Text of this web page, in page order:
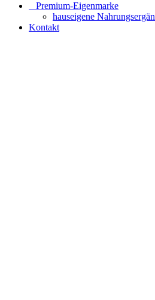
⠀​Premium-Eigenmarke
hauseigene
Kontakt